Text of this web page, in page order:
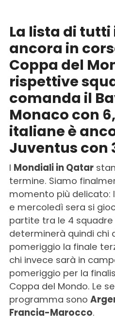
La lista di
ancora in
Coppa del
rispettive
comanda il
Monaco con
italiane è
Juventus con
I Mondiali in Qatar
termine. Siamo
momento più delicato:
e mercoledì sera si
partite tra le 4
determinerà quindi chi
pomeriggio la finale
chi invece sarà in
pomeriggio per la
Coppa del Mondo. Le
programma sono
Francia-Marocco.